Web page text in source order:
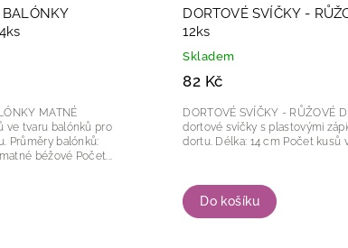
MATNÉ
2,2,5,3 a 4 cm Barva: matné béžové Počet...
DORTOVÉ SVÍČKY -
12ks
Skladem
82 Kč
Do košíku
DORTOVÉ SVÍČKY - RŮŽOVÉ Dlouhé
dortové svíčky s plastovými
dortu. Délka: 14 cm Počet kusů v balení: 12ks